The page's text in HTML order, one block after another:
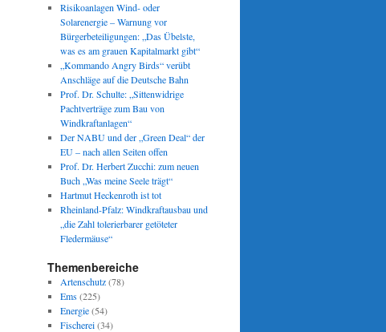
Risikoanlagen Wind- oder
Solarenergie – Warnung vor
Bürgerbeteiligungen: „Das Übelste,
was es am grauen Kapitalmarkt gibt“
„Kommando Angry Birds“ verübt
Anschläge auf die Deutsche Bahn
Prof. Dr. Schulte: „Sittenwidrige
Pachtverträge zum Bau von
Windkraftanlagen“
Der NABU und der „Green Deal“ der
EU – nach allen Seiten offen
Prof. Dr. Herbert Zucchi: zum neuen
Buch „Was meine Seele trägt“
Hartmut Heckenroth ist tot
Rheinland-Pfalz: Windkraftausbau und
„die Zahl tolerierbarer getöteter
Fledermäuse“
Themenbereiche
Artenschutz(78)
Ems(225)
Energie(54)
Fischerei(34)